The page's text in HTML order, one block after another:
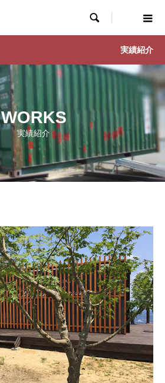

実績紹介
WORKS
実績紹介